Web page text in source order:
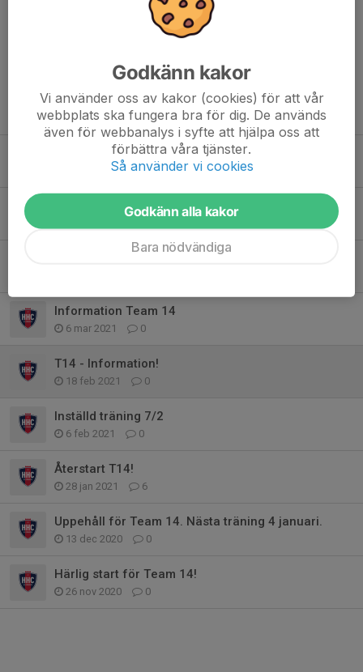
Tidigare nyheter
Helsingborgs HC hälsar på Team 14
22 mar 2024 0
Bilder från träningen (20/3-24)
Ingen träning påskdagen 4 april
Information Team 14
6 mar 2021 0
T14 - Information!
18 feb 2021 0
Inställd träning 7/2
6 feb 2021 0
Återstart T14!
28 jan 2021 6
Uppehåll för Team 14. Nästa träning 4 januari.
13 dec 2020 0
Härlig start för Team 14!
26 nov 2020 0
Godkänn kakor
Vi använder oss av kakor (cookies) för att vår
webbplats ska fungera bra för dig. De används
även för webbanalys i syfte att hjälpa oss att
förbättra våra tjänster.
Så använder vi cookies
Godkänn alla kakor
Bara nödvändiga